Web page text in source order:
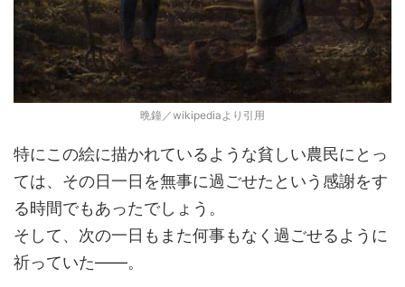
晩鐘／wikipediaより引用
特にこの絵に描かれているような貧しい農民にとっ
ては、その日一日を無事に過ごせたという感謝をす
る時間でもあったでしょう。
そして、次の一日もまた何事もなく過ごせるように
祈っていた――。